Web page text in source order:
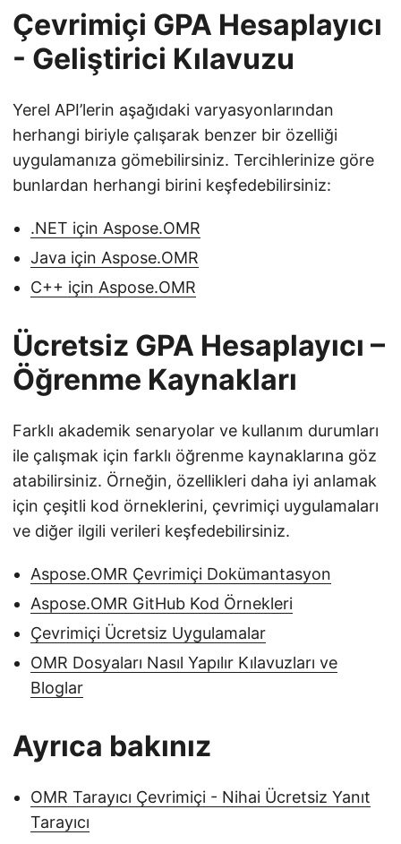
Çevrimiçi GPA Hesaplayıcı
- Geliştirici Kılavuzu
Yerel API’lerin aşağıdaki varyasyonlarından
herhangi biriyle çalışarak benzer bir özelliği
uygulamanıza gömebilirsiniz. Tercihlerinize göre
bunlardan herhangi birini keşfedebilirsiniz:
.NET için Aspose.OMR
Java için Aspose.OMR
C++ için Aspose.OMR
Ücretsiz GPA Hesaplayıcı –
Öğrenme Kaynakları
Farklı akademik senaryolar ve kullanım durumları
ile çalışmak için farklı öğrenme kaynaklarına göz
atabilirsiniz. Örneğin, özellikleri daha iyi anlamak
için çeşitli kod örneklerini, çevrimiçi uygulamaları
ve diğer ilgili verileri keşfedebilirsiniz.
Aspose.OMR Çevrimiçi Dokümantasyon
Aspose.OMR GitHub Kod Örnekleri
Çevrimiçi Ücretsiz Uygulamalar
OMR Dosyaları Nasıl Yapılır Kılavuzları ve
Bloglar
Ayrıca bakınız
OMR Tarayıcı Çevrimiçi - Nihai Ücretsiz Yanıt
Tarayıcı